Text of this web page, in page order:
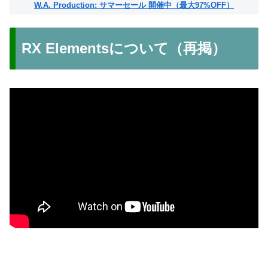
W.A. Production: サマーセール 開催中（最大97%OFF）
RX Elementsについて（再掲）